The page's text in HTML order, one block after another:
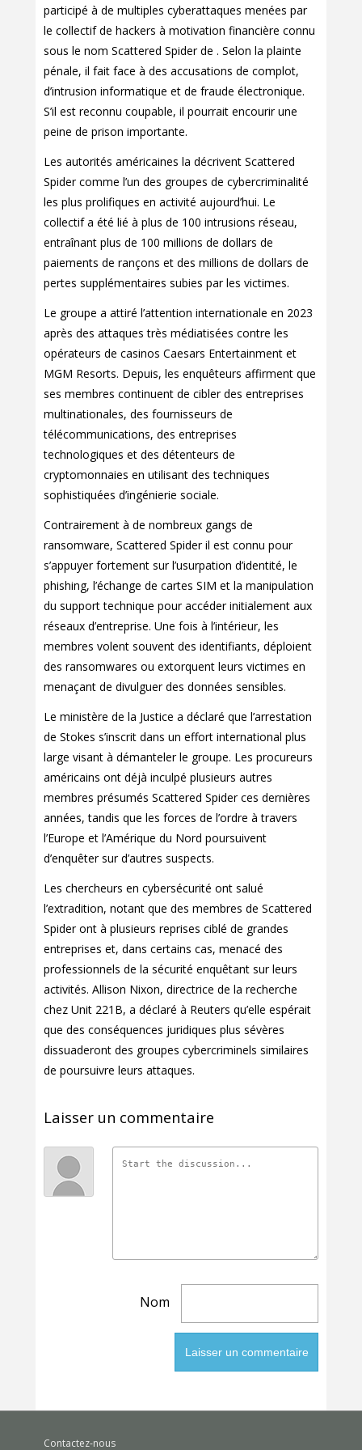
participé à de multiples cyberattaques menées par
le collectif de hackers à motivation financière connu
sous le nom Scattered Spider de . Selon la plainte
pénale, il fait face à des accusations de complot,
d’intrusion informatique et de fraude électronique.
S’il est reconnu coupable, il pourrait encourir une
peine de prison importante.
Les autorités américaines la décrivent Scattered
Spider comme l’un des groupes de cybercriminalité
les plus prolifiques en activité aujourd’hui. Le
collectif a été lié à plus de 100 intrusions réseau,
entraînant plus de 100 millions de dollars de
paiements de rançons et des millions de dollars de
pertes supplémentaires subies par les victimes.
Le groupe a attiré l’attention internationale en 2023
après des attaques très médiatisées contre les
opérateurs de casinos Caesars Entertainment et
MGM Resorts. Depuis, les enquêteurs affirment que
ses membres continuent de cibler des entreprises
multinationales, des fournisseurs de
télécommunications, des entreprises
technologiques et des détenteurs de
cryptomonnaies en utilisant des techniques
sophistiquées d’ingénierie sociale.
Contrairement à de nombreux gangs de
ransomware, Scattered Spider il est connu pour
s’appuyer fortement sur l’usurpation d’identité, le
phishing, l’échange de cartes SIM et la manipulation
du support technique pour accéder initialement aux
réseaux d’entreprise. Une fois à l’intérieur, les
membres volent souvent des identifiants, déploient
des ransomwares ou extorquent leurs victimes en
menaçant de divulguer des données sensibles.
Le ministère de la Justice a déclaré que l’arrestation
de Stokes s’inscrit dans un effort international plus
large visant à démanteler le groupe. Les procureurs
américains ont déjà inculpé plusieurs autres
membres présumés Scattered Spider ces dernières
années, tandis que les forces de l’ordre à travers
l’Europe et l’Amérique du Nord poursuivent
d’enquêter sur d’autres suspects.
Les chercheurs en cybersécurité ont salué
l’extradition, notant que des membres de Scattered
Spider ont à plusieurs reprises ciblé de grandes
entreprises et, dans certains cas, menacé des
professionnels de la sécurité enquêtant sur leurs
activités. Allison Nixon, directrice de la recherche
chez Unit 221B, a déclaré à Reuters qu’elle espérait
que des conséquences juridiques plus sévères
dissuaderont des groupes cybercriminels similaires
de poursuivre leurs attaques.
Laisser un commentaire
Nom
Contactez-nous